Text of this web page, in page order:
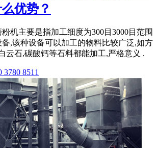
优势？
机主要是指加工细度为300目3000目范围
,该种设备可以加工的物料比较广泛,如方
云石,碳酸钙等石料都能加工,严格意义 .
8511